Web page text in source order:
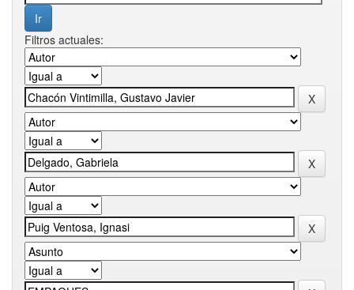
Filtros actuales: